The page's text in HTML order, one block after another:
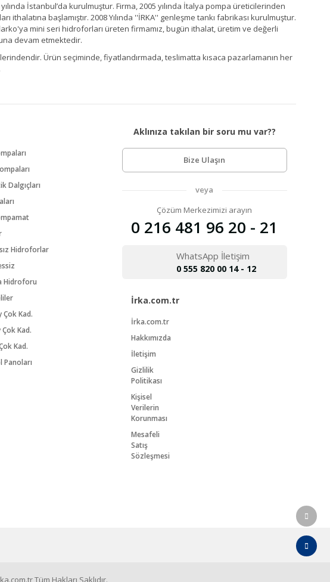
İstanbul’da kurulmuştur. Firma, 2005 yılında İtalya pompa üreticilerinden
başlamıştır. 2008 Yılında ''İRKA'' genleşme tankı fabrikası kurulmuştur.
mini seri hidroforları üreten firmamız, bugün ithalat, üretim ve değerli
devam etmektedir.
Ürün seçiminde, fiyatlandırmada, teslimatta kısaca pazarlamanın her
Dalgıçları
Hidroforlar
Hidroforu
Çok Kad.
Kad.
Kad.
Aklınıza takılan bir soru mu var??
Bize Ulaşın
veya
Çözüm Merkezimizi arayın
0 216 481 96 20 - 21
WhatsApp İletişim
0 555 820 00 14 - 12
İrka.com.tr
İrka.com.tr
Hakkımızda
İletişim
Gizlilik
Politikası
Kişisel
Verilerin
Korunması
Mesafeli
Satış
Sözleşmesi